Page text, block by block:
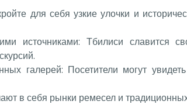
для себя узкие улочки и
источниками: Тбилиси славится
галерей: Посетители могут
в себя рынки ремесел и